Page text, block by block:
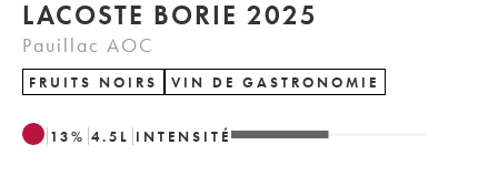
LACOSTE BORIE 2025
Pauillac AOC
FRUITS NOIRS VIN DE GASTRONOMIE
13% 4.5 L INTENSITÉ